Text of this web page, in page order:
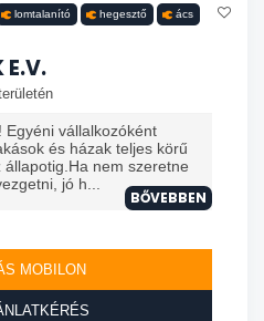
lomtalanító hegesztő ács
E.V.
Egyéni vállalkozóként
és házak teljes körű
nem szeretne
jó h...
BŐVEBBEN
MOBILON